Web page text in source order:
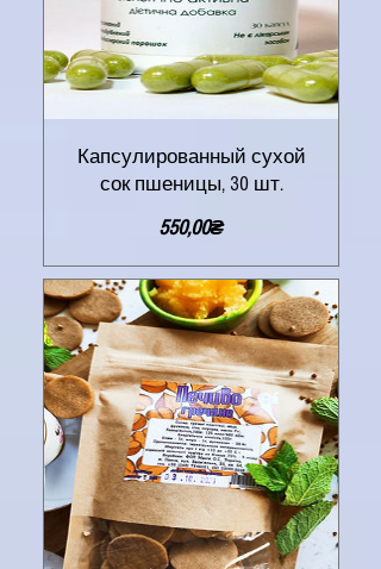
Капсулированный сухой
сок пшеницы, 30 шт.
550,00₴Цена